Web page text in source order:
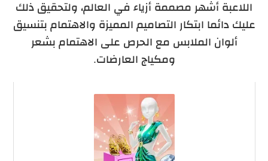
اللاعبة أشهر مصممة أزياء في العالم، ولتحقيق ذلك
عليك دائما ابتكار التصاميم المميزة والاهتمام بتنسيق
ألوان الملابس مع الحرص على الاهتمام بشعر
ومكياج العارضات.